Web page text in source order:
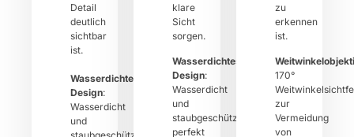
Detail
deutlich
sichtbar
ist.
Wasserdichtes
Design:
Wasserdicht
und
klare
Sicht
sorgen.
Wasserdichtes
Design:
Wasserdicht
und
staubgeschützt,
perfekt
zu
erkennen
ist.
170°
zur
Vermeidung
von